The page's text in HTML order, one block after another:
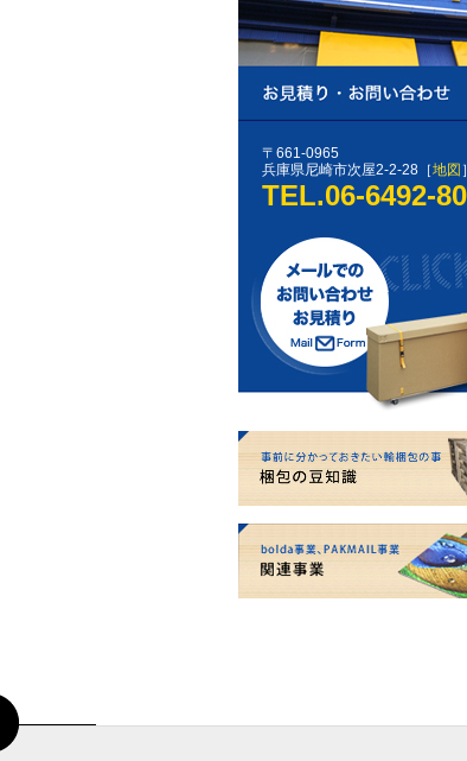
〒661-0965
兵庫県尼崎市次屋2-2-28［地図 ］
TEL.06-6492-